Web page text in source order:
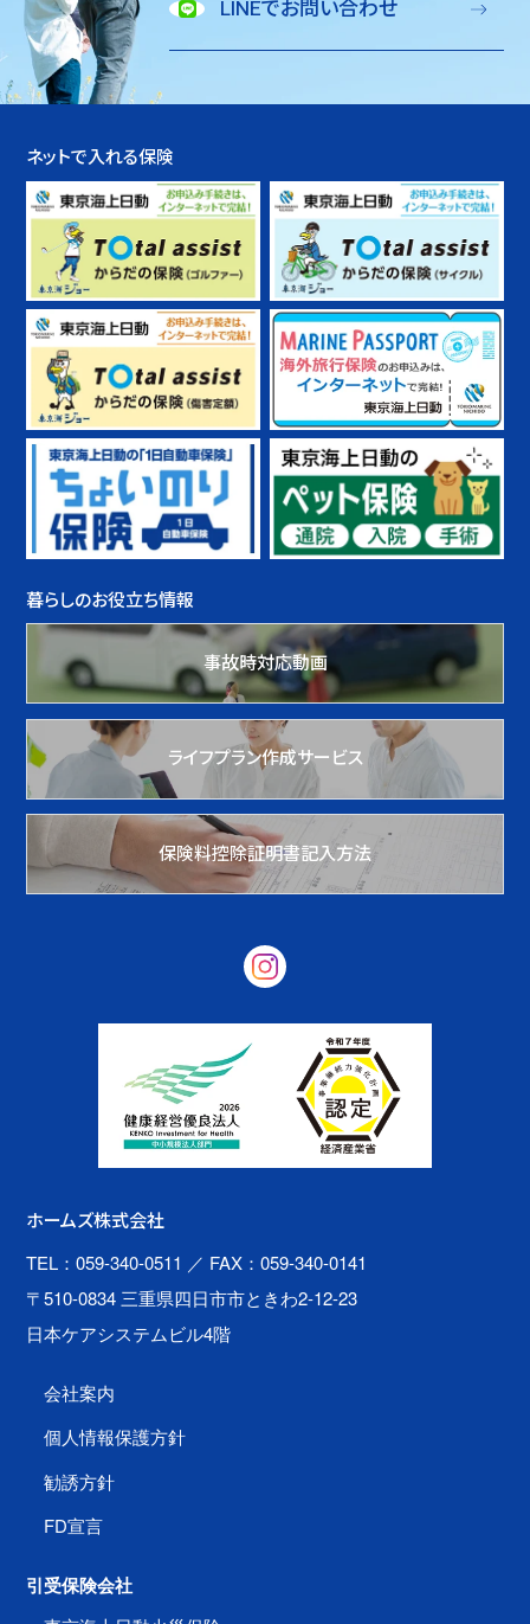
LINEでお問い合わせ
ネットで入れる保険
暮らしのお役立ち情報
事故時対応動画
ライフプラン作成サービス
保険料控除証明書記入方法
ホームズ株式会社
TEL：059-340-0511 ／ FAX：059-340-0141
〒510-0834 三重県四日市市ときわ2-12-23
日本ケアシステムビル4階
会社案内
個人情報保護方針
勧誘方針
FD宣言
引受保険会社